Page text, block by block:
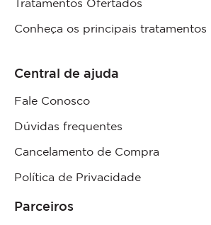
Tratamentos Ofertados
Conheça os principais tratamentos
Central de ajuda
Fale Conosco
Dúvidas frequentes
Cancelamento de Compra
Política de Privacidade
Parceiros